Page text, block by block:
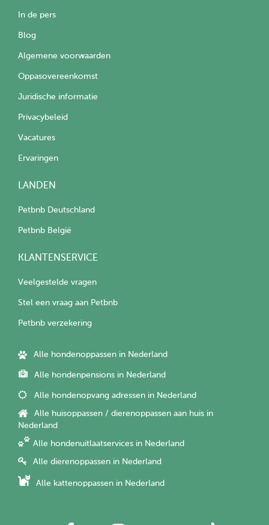
In de pers
Blog
Algemene voorwaarden
Oppasovereenkomst
Juridische informatie
Privacybeleid
Vacatures
Ervaringen
LANDEN
Petbnb Deutschland
Petbnb België
KLANTENSERVICE
Veelgestelde vragen
Stel een vraag aan Petbnb
Petbnb verzekering
Alle hondenoppassen in Nederland
Alle hondenpensions in Nederland
Alle hondenopvang adressen in Nederland
Alle huisoppassen / dierenoppassen aan huis in
Nederland
Alle hondenuitlaatservices in Nederland
Alle dierenoppassen in Nederland
Alle kattenoppassen in Nederland